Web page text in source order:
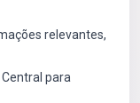
relevantes,
para